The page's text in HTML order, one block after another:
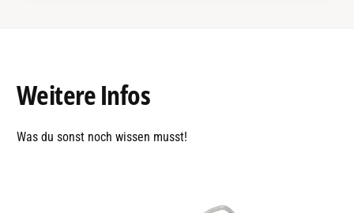
WeitereInfos
Was du sonst noch wissen musst!